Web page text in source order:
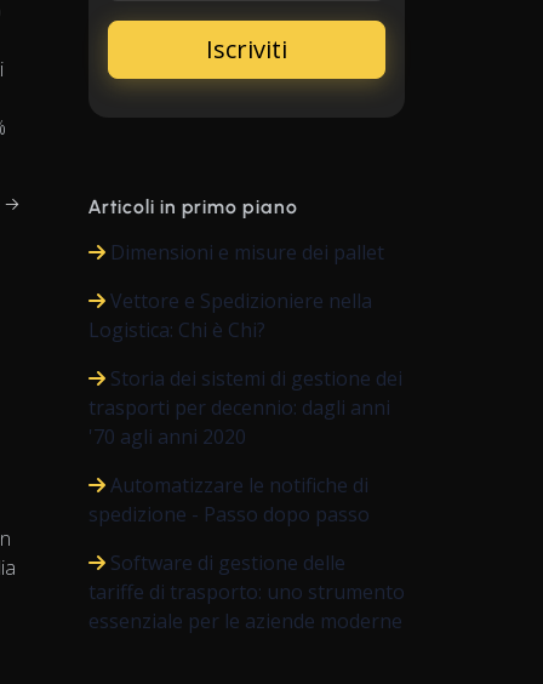
→ Articoli in primo piano
Dimensioni e misure dei pallet
Vettore e Spedizioniere nella
Logistica: Chi è Chi?
Storia dei sistemi di gestione dei
trasporti per decennio: dagli anni
'70 agli anni 2020
Automatizzare le notifiche di
spedizione - Passo dopo passo
Software di gestione delle
tariffe di trasporto: uno strumento
essenziale per le aziende moderne